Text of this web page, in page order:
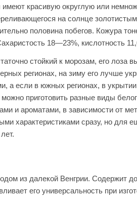
имеют красивую округлую или
на солнце
половина побегов. Кожура
18—23%, кислотность
стойкий к морозам, его лоза
регионах, на зиму его лучше
а если в южных регионах, в
приготовить разные виды
и ароматами, в зависимости от
характеристиками сразу, но для
из далекой Венгрии. Содержит
его универсальность при